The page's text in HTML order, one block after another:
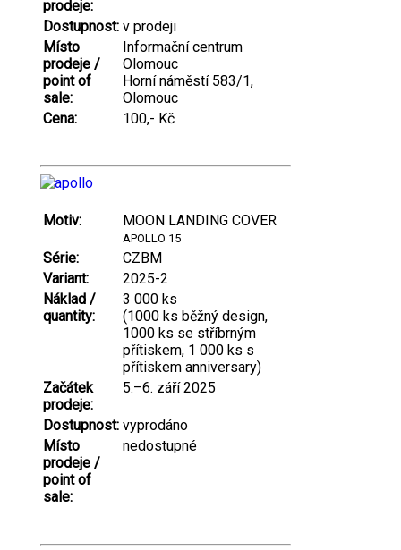
prodeje:
Dostupnost: v prodeji
Místo
prodeje /
point of
sale:
Informační centrum
Olomouc
Horní náměstí 583/1,
Olomouc
Cena:
100,- Kč
Motiv: MOON LANDING COVER
APOLLO 15
Série:
CZBM
Variant:
2025-2
Náklad /
quantity:
3 000 ks
(1000 ks běžný design,
1000 ks se stříbrným
přítiskem, 1 000 ks s
přítiskem anniversary)
Začátek
prodeje:
5.–6. září 2025
Dostupnost: vyprodáno
Místo
prodeje /
point of
sale:
nedostupné